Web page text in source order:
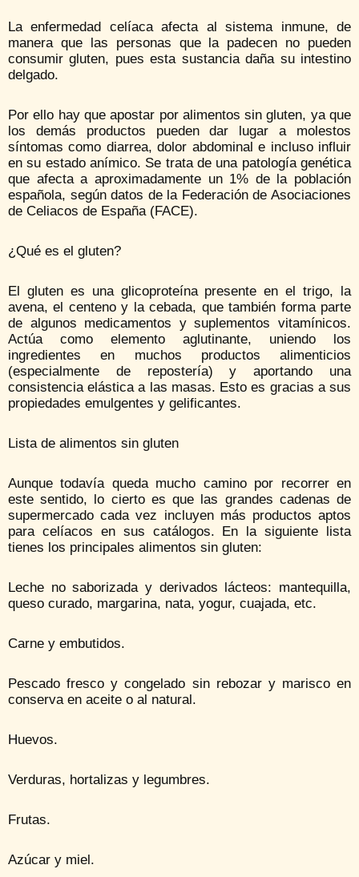
La enfermedad celíaca afecta al sistema inmune, de
manera que las personas que la padecen no pueden
consumir gluten, pues esta sustancia daña su intestino
delgado.
Por ello hay que apostar por alimentos sin gluten, ya que
los demás productos pueden dar lugar a molestos
síntomas como diarrea, dolor abdominal e incluso influir
en su estado anímico. Se trata de una patología genética
que afecta a aproximadamente un 1% de la población
española, según datos de la Federación de Asociaciones
de Celiacos de España (FACE).
¿Qué es el gluten?
El gluten es una glicoproteína presente en el trigo, la
avena, el centeno y la cebada, que también forma parte
de algunos medicamentos y suplementos vitamínicos.
Actúa como elemento aglutinante, uniendo los
ingredientes en muchos productos alimenticios
(especialmente de repostería) y aportando una
consistencia elástica a las masas. Esto es gracias a sus
propiedades emulgentes y gelificantes.
Lista de alimentos sin gluten
Aunque todavía queda mucho camino por recorrer en
este sentido, lo cierto es que las grandes cadenas de
supermercado cada vez incluyen más productos aptos
para celíacos en sus catálogos. En la siguiente lista
tienes los principales alimentos sin gluten:
Leche no saborizada y derivados lácteos: mantequilla,
queso curado, margarina, nata, yogur, cuajada, etc.
Carne y embutidos.
Pescado fresco y congelado sin rebozar y marisco en
conserva en aceite o al natural.
Huevos.
Verduras, hortalizas y legumbres.
Frutas.
Azúcar y miel.